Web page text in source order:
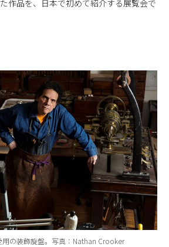
作品を、日本で初めて紹介する展覧会で
の装飾旋盤。写真：Nathan Crooker